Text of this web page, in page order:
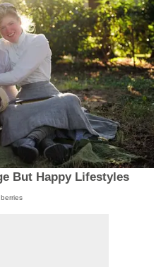
But Happy Lifestyles